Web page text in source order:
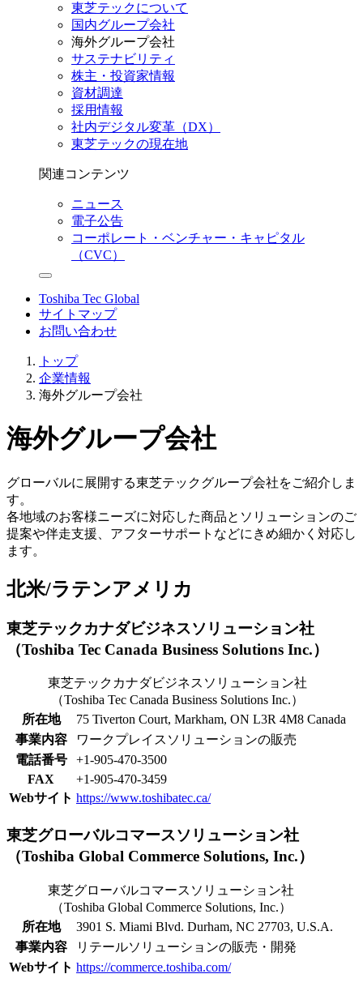
東芝テックについて
国内グループ会社
海外グループ会社
サステナビリティ
株主・投資家情報
資材調達
採用情報
社内デジタル変革（DX）
東芝テックの現在地
関連コンテンツ
ニュース
電子公告
コーポレート・ベンチャー・キャピタル
（CVC）
Toshiba Tec Global
サイトマップ
お問い合わせ
トップ
企業情報
海外グループ会社
海外グループ会社
グローバルに展開する東芝テックグループ会社をご紹介しま
す。
各地域のお客様ニーズに対応した商品とソリューションのご
提案や伴走支援 、アフターサポートなどにきめ細かく対応し
ます。
北米/ラテンアメリカ
東芝テックカナダビジネスソリューション社
（Toshiba Tec Canada Business Solutions Inc.）
東芝テックカナダビジネスソリューション社
（Toshiba Tec Canada Business Solutions Inc.）
所在地
75 Tiverton Court, Markham, ON L3R 4M8 Canada
事業内容
ワークプレイスソリューションの販売
電話番号
+1-905-470-3500
FAX
+1-905-470-3459
Webサイト https://www.toshibatec.ca/
東芝グローバルコマースソリューション社
（Toshiba Global Commerce Solutions, Inc.）
東芝グローバルコマースソリューション社
（Toshiba Global Commerce Solutions, Inc.）
所在地
3901 S. Miami Blvd. Durham, NC 27703, U.S.A.
事業内容
リテールソリューションの販売・開発
Webサイト https://commerce.toshiba.com/